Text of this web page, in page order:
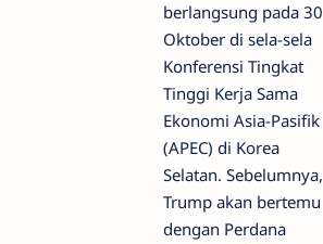
berlangsung pada 30
Oktober di sela-sela
Konferensi Tingkat
Tinggi Kerja Sama
Ekonomi Asia-Pasifik
(APEC) di Korea
Selatan. Sebelumnya,
Trump akan bertemu
dengan Perdana